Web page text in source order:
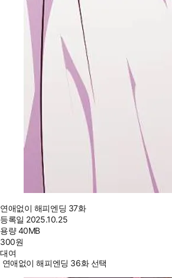
연애없이 해피엔딩 37화
등록일 2025.10.25
용량40MB
300원
대여
연애없이 해피엔딩 36화 선택